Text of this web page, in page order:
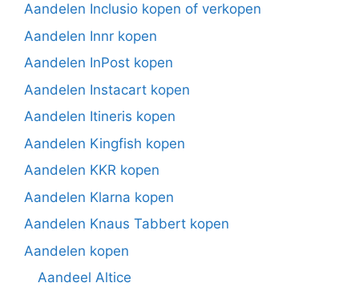
Aandelen Inclusio kopen of verkopen
Aandelen Innr kopen
Aandelen InPost kopen
Aandelen Instacart kopen
Aandelen Itineris kopen
Aandelen Kingfish kopen
Aandelen KKR kopen
Aandelen Klarna kopen
Aandelen Knaus Tabbert kopen
Aandelen kopen
Aandeel Altice